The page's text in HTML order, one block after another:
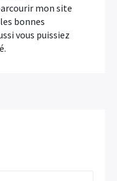
mon site
bonnes
vous puissiez